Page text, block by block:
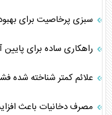
سبزی پرخاصیت برای
راهکاری ساده برای پایین
علائم کمتر شناخته‌ شده
مصرف دخانیات باعث